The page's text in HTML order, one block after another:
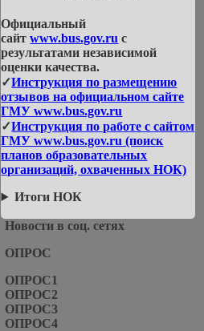
Официальный
сайтwww.bus.gov.ru с
результатами независимой
оценки качества.
✓Инструкция по размещению
отзывов на официальном сайте
ГМУ www.bus.gov.ru
✓Инструкция по работе с сайтом
ГМУ www.bus.gov.ru (поиск
планов образовательных
организаций, охваченных НОК)
Итоги НОК
Новости в соц. сетях
ОПРОС
ОПРОС1
ОПРОС2
ОПРОС3
ОПРОС4